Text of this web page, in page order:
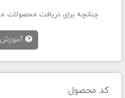
چنانچه برای دریافت محصولات
آموزش
کد محصول: